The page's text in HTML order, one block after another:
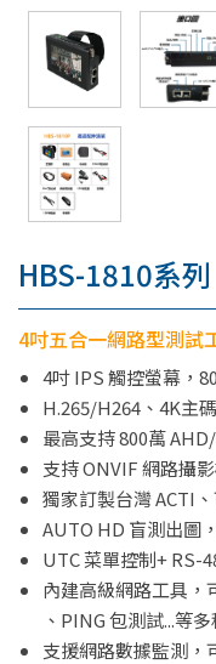
HBS-1810系列
4吋五合一網路型測試
4吋 IPS 觸控螢幕，
H.265/H264、4K主
最高支持 800萬
支持 ONVIF 網路攝
獨家訂製台灣 ACTI
AUTO HD 盲測出圖
UTC 菜單控制+ RS-
內建高級網路工具，
、PING 包測試...等
支援網路數據監測，